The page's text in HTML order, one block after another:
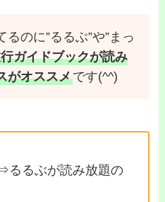
のに”るるぶ”や”まっ
ガイドブックが読み
がオススメです(^^)
るるぶが読み放題の